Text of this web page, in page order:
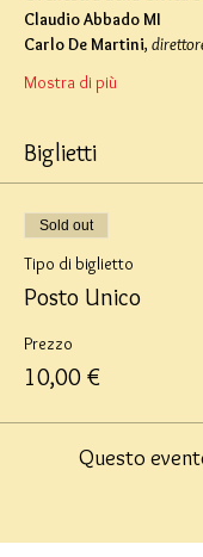
Claudio Abbado MI
Carlo De Martini,
Mostra di più
Biglietti
Sold out
Tipo di biglietto
Posto Unico
Prezzo
10,00 €
Questo